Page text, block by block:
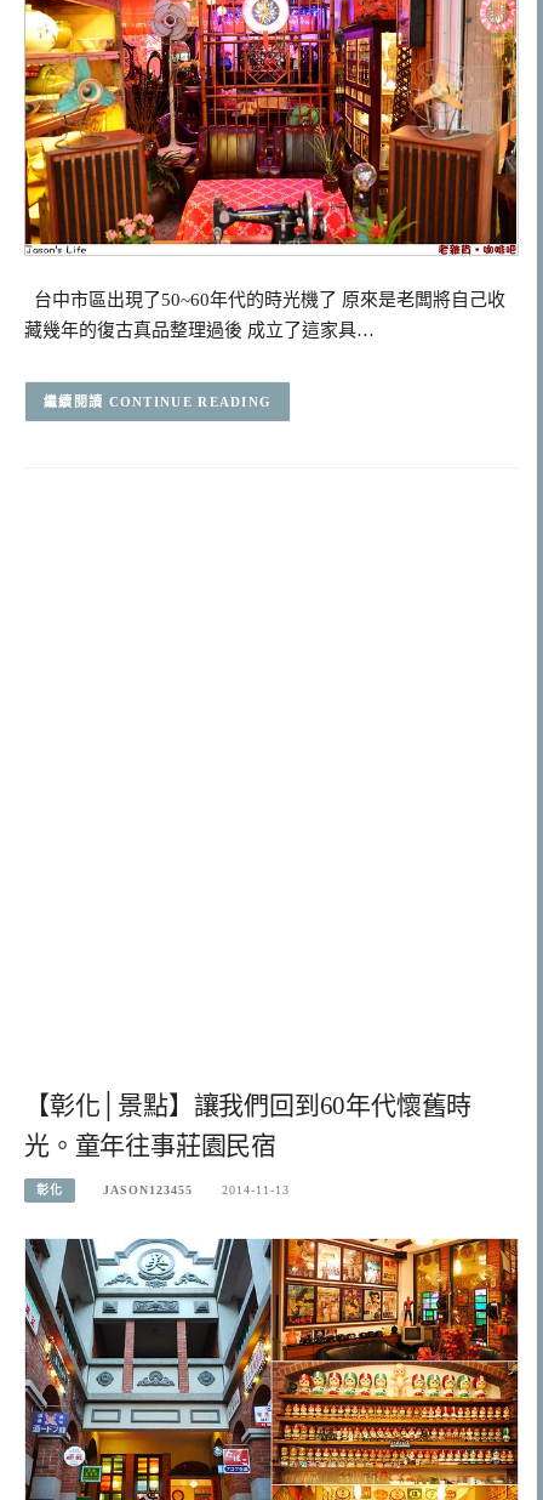
台中市區出現了50~60年代的時光機了 原來是老闆將自己收
藏幾年的復古真品整理過後 成立了這家具…
CONTINUE READING
【彰化│景點】讓我們回到60年代懷舊時
光。童年往事莊園民宿
彰化 JASON123455 2014-11-13